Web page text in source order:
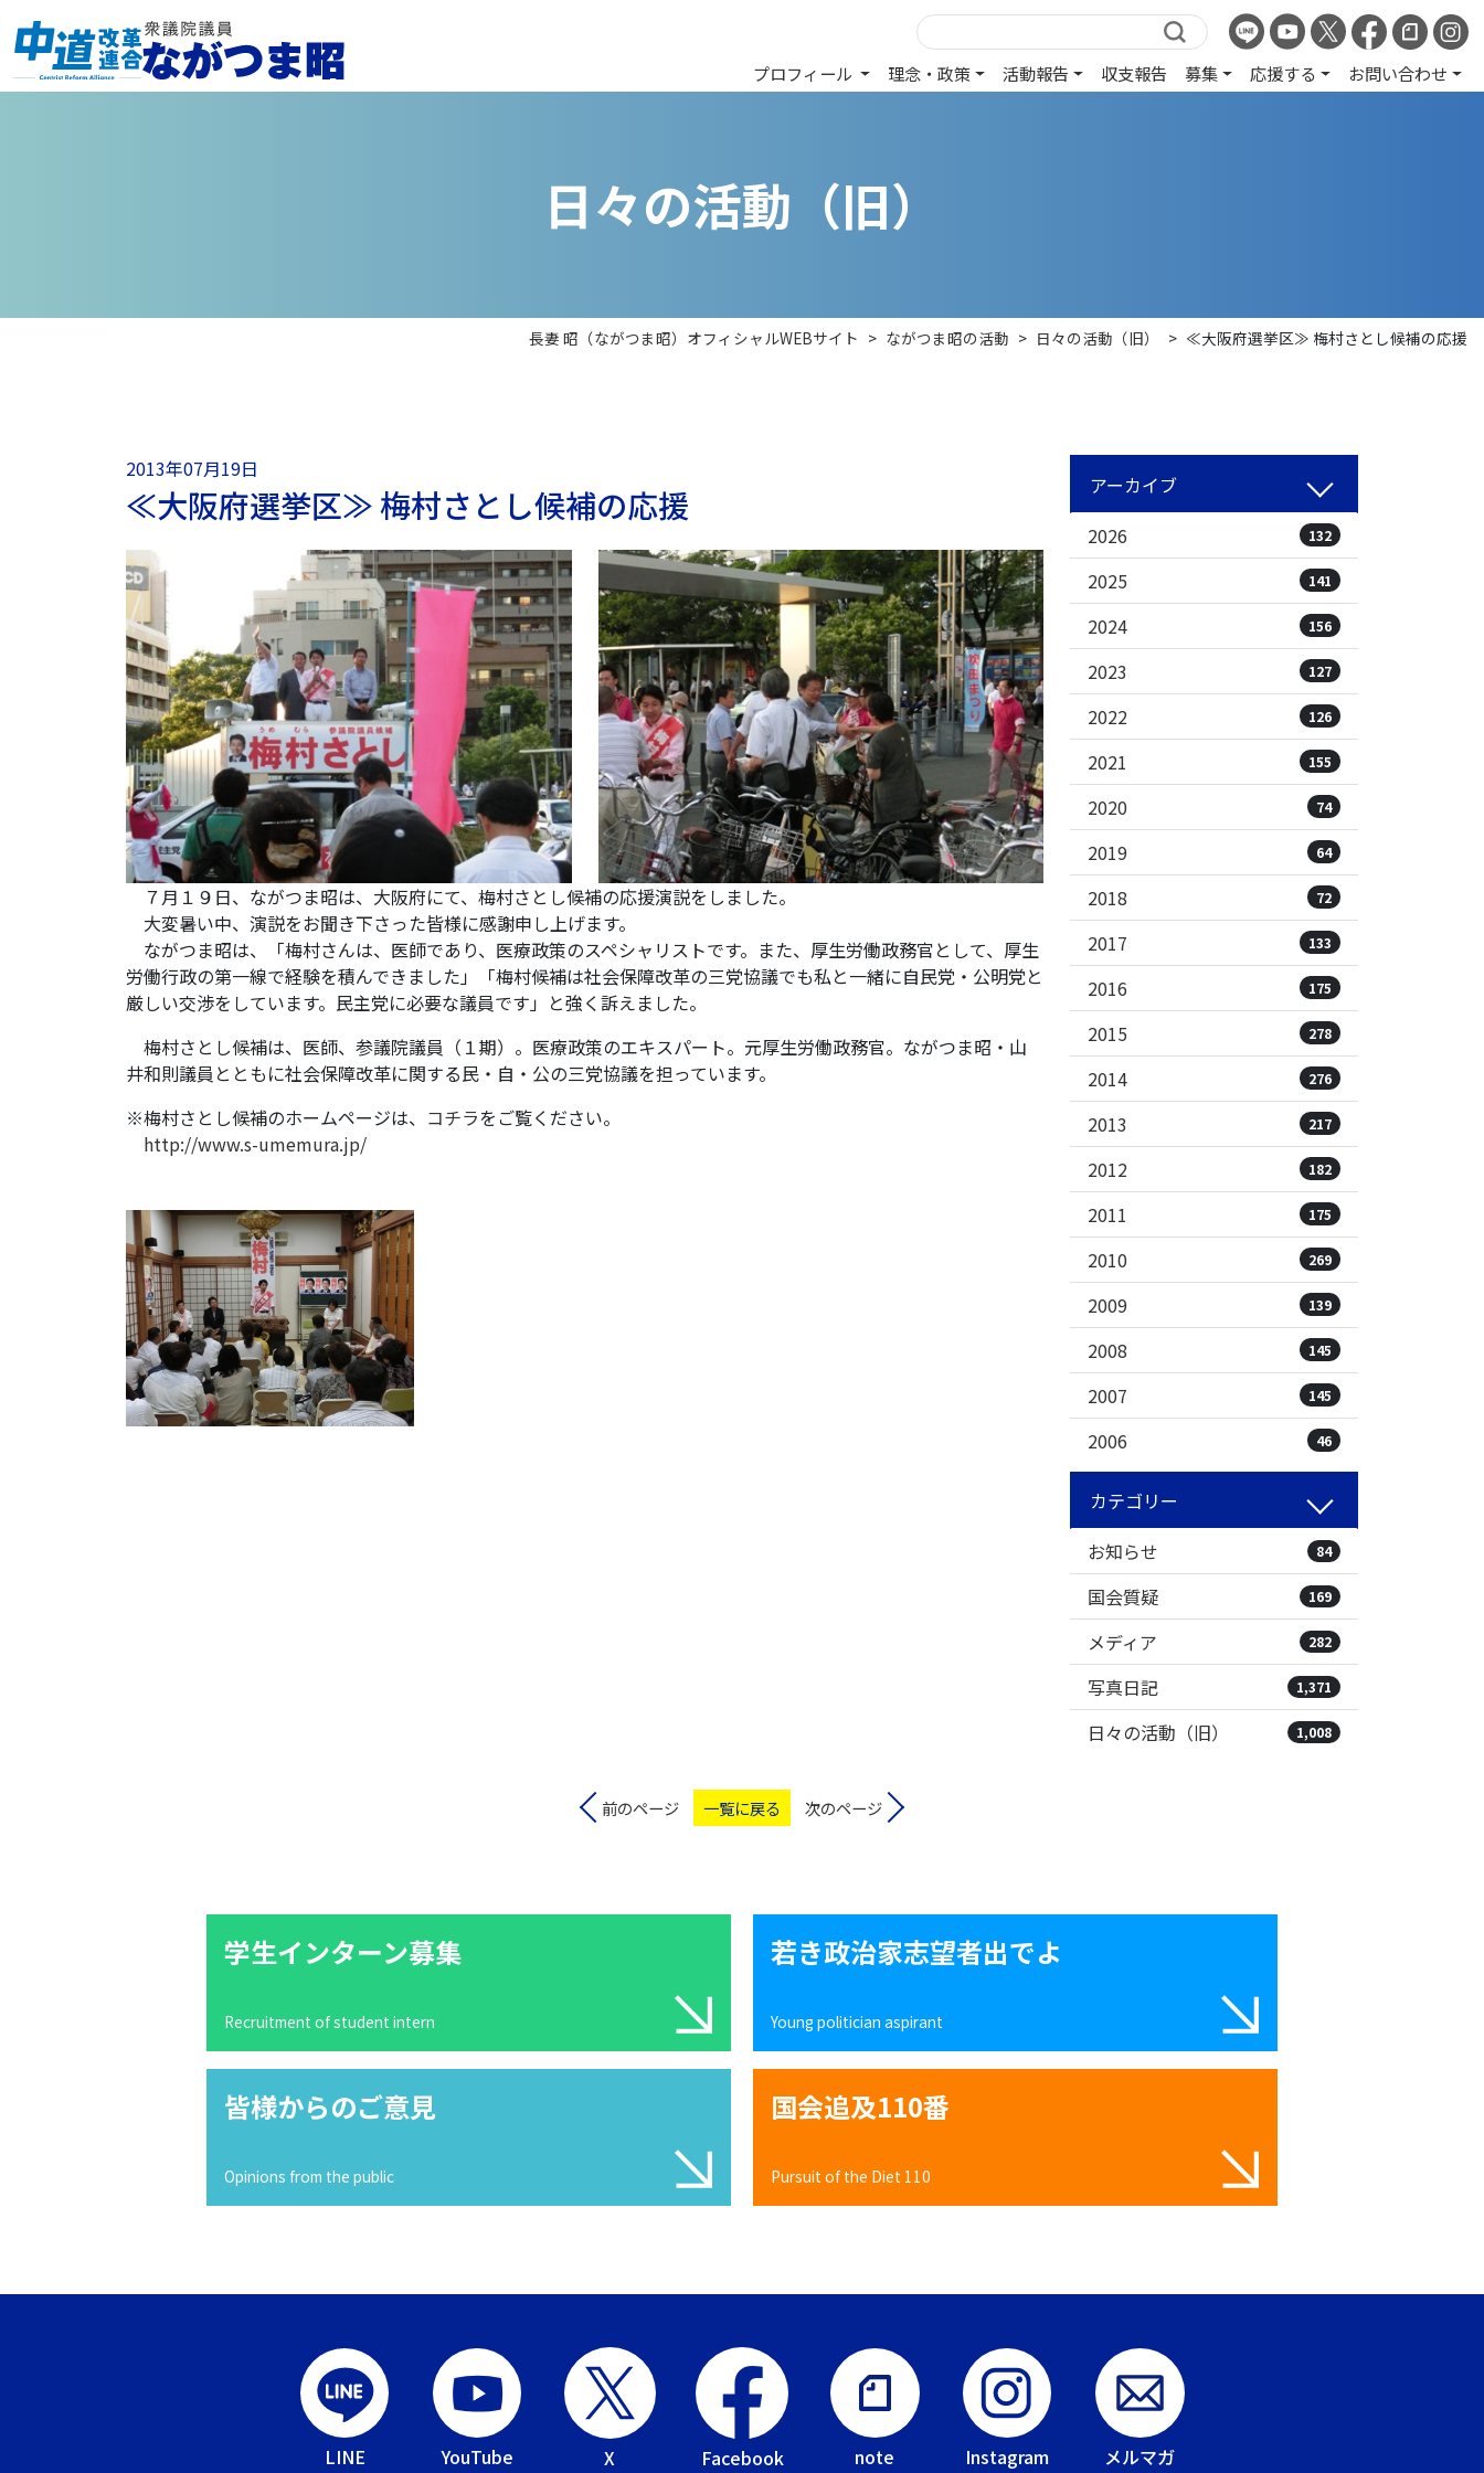
プロフィール 理念・政策 活動報告 収支報告 募集 応援する お問い合わせ
日々の活動 （旧）
長妻 昭（ながつま昭）オフィシャルWEBサイト > ながつま昭の活動 > 日々の活動（旧） > ≪大阪府選挙区≫ 梅村さとし候補の応援
2013年07月19日
≪大阪府選挙区≫ 梅村さとし候補の応援
７月１９日、ながつま昭は、大阪府にて、梅村さとし候補の応援演説をしました。
大変暑い中、演説をお聞き下さった皆様に感謝申し上げます。
ながつま昭は、「梅村さんは、医師であり、医療政策のスペシャリストです。また、厚生労働政務官として、厚生
労働行政の第一線で経験を積んできました」「梅村候補は社会保障改革の三党協議でも私と一緒に自民党・公明党と
厳しい交渉をしています。民主党に必要な議員です」と強く訴えました。
梅村さとし候補は、医師、参議院議員（１期）。医療政策のエキスパート。元厚生労働政務官。ながつま昭・山
井和則議員とともに社会保障改革に関する民・自・公の三党協議を担っています。
※梅村さとし候補のホームページは、 コチラをご覧ください。
http://www.s-umemura.jp/
アーカイブ
2026
132
2025 141
2024 156
2023 127
2022 126
2021 155
2020 74
2019 64
2018 72
2017 133
2016 175
2015 278
2014 276
2013 217
2012 182
2011 175
2010 269
2009 139
2008 145
2007 145
2006 46
カテゴリー
お知らせ
84
国会質疑 169
メディア 282
写真日記 1,371
日々の活動（旧） 1,008
前のページ 一覧に戻る 次のページ
学生インターン募集
Recruitment of student intern
若き政治家志望者出でよ
Young politician aspirant
皆様からのご意見
Opinions from the public
国会追及110番
Pursuit of the Diet 110
LINE YouTube X Facebook note Instagram メルマガ